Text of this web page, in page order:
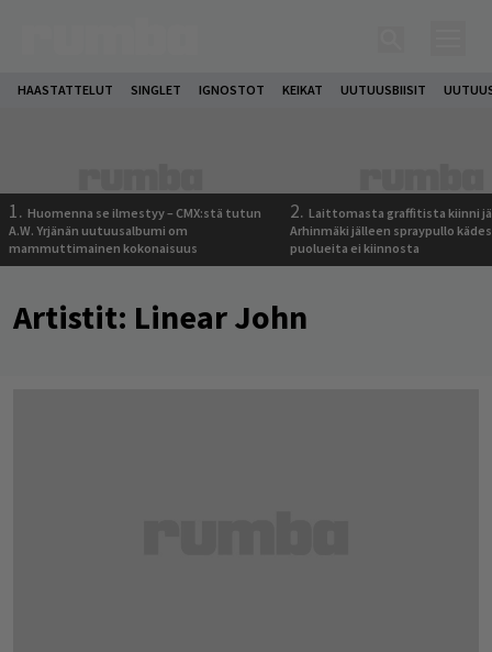
HAASTATTELUT SINGLET IGNOSTOT KEIKAT UUTUUSBIISIT
1. Huomenna se ilmestyy – CMX:stä tutun
A.W. Yrjänän uutuusalbumi om
mammuttimainen kokonaisuus
2. Laittomasta graffitista kiinni
Arhinmäki jälleen spraypullo
puolueita ei kiinnosta
Artistit: Linear John